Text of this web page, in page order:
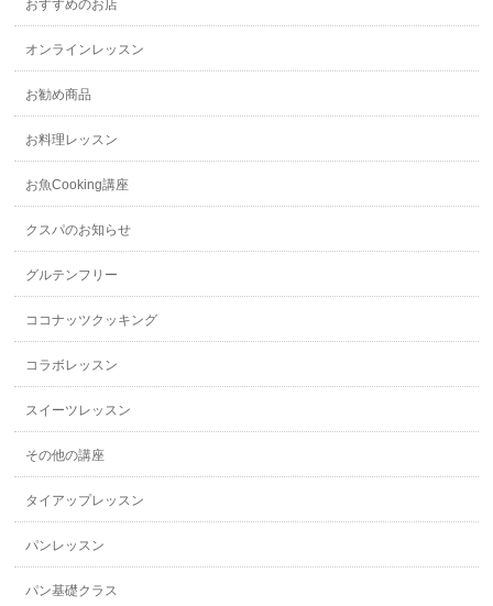
おすすめのお店
オンラインレッスン
お勧め商品
お料理レッスン
お魚Cooking講座
クスパのお知らせ
グルテンフリー
ココナッツクッキング
コラボレッスン
スイーツレッスン
その他の講座
タイアップレッスン
パンレッスン
パン基礎クラス